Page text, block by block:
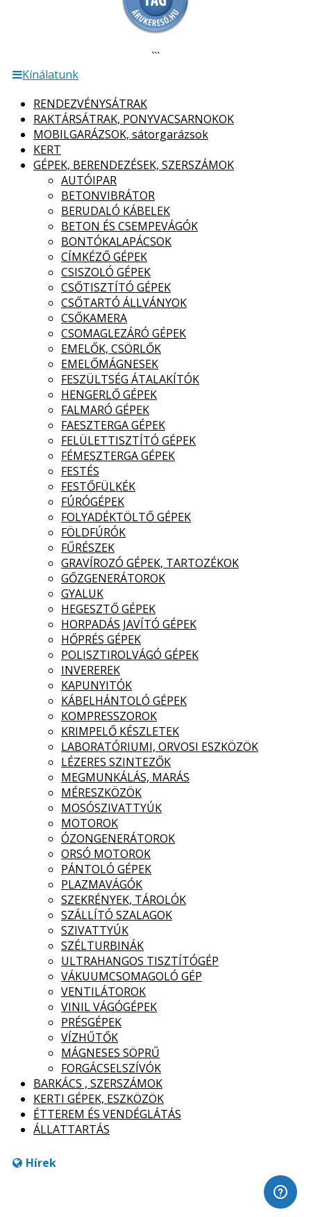
```
Kínálatunk
RENDEZVÉNYSÁTRAK
RAKTÁRSÁTRAK, PONYVACSARNOKOK
MOBILGARÁZSOK, sátorgarázsok
KERT
GÉPEK, BERENDEZÉSEK, SZERSZÁMOK
AUTÓIPAR
BETONVIBRÁTOR
BERUDALÓ KÁBELEK
BETON ÉS CSEMPEVÁGÓK
BONTÓKALAPÁCSOK
CÍMKÉZŐ GÉPEK
CSISZOLÓ GÉPEK
CSŐTISZTÍTÓ GÉPEK
CSŐTARTÓ ÁLLVÁNYOK
CSŐKAMERA
CSOMAGLEZÁRÓ GÉPEK
EMELŐK, CSÖRLŐK
EMELŐMÁGNESEK
FESZÜLTSÉG ÁTALAKÍTÓK
HENGERLŐ GÉPEK
FALMARÓ GÉPEK
FAESZTERGA GÉPEK
FELÜLETTISZTÍTÓ GÉPEK
FÉMESZTERGA GÉPEK
FESTÉS
FESTŐFÜLKÉK
FÚRÓGÉPEK
FOLYADÉKTÖLTŐ GÉPEK
FÖLDFÚRÓK
FŰRÉSZEK
GRAVÍROZÓ GÉPEK, TARTOZÉKOK
GŐZGENERÁTOROK
GYALUK
HEGESZTŐ GÉPEK
HORPADÁS JAVÍTÓ GÉPEK
HŐPRÉS GÉPEK
POLISZTIROLVÁGÓ GÉPEK
INVEREREK
KAPUNYITÓK
KÁBELHÁNTOLÓ GÉPEK
KOMPRESSZOROK
KRIMPELŐ KÉSZLETEK
LABORATÓRIUMI, ORVOSI ESZKÖZÖK
LÉZERES SZINTEZŐK
MEGMUNKÁLÁS, MARÁS
MÉRESZKÖZÖK
MOSÓSZIVATTYÚK
MOTOROK
ÓZONGENERÁTOROK
ORSÓ MOTOROK
PÁNTOLÓ GÉPEK
PLAZMAVÁGÓK
SZEKRÉNYEK, TÁROLÓK
SZÁLLÍTÓ SZALAGOK
SZIVATTYÚK
SZÉLTURBINÁK
ULTRAHANGOS TISZTÍTÓGÉP
VÁKUUMCSOMAGOLÓ GÉP
VENTILÁTOROK
VINIL VÁGÓGÉPEK
PRÉSGÉPEK
VÍZHŰTŐK
MÁGNESES SÖPRŰ
FORGÁCSELSZÍVÓK
BARKÁCS , SZERSZÁMOK
KERTI GÉPEK, ESZKÖZÖK
ÉTTEREM ÉS VENDÉGLÁTÁS
ÁLLATTARTÁS
Hírek